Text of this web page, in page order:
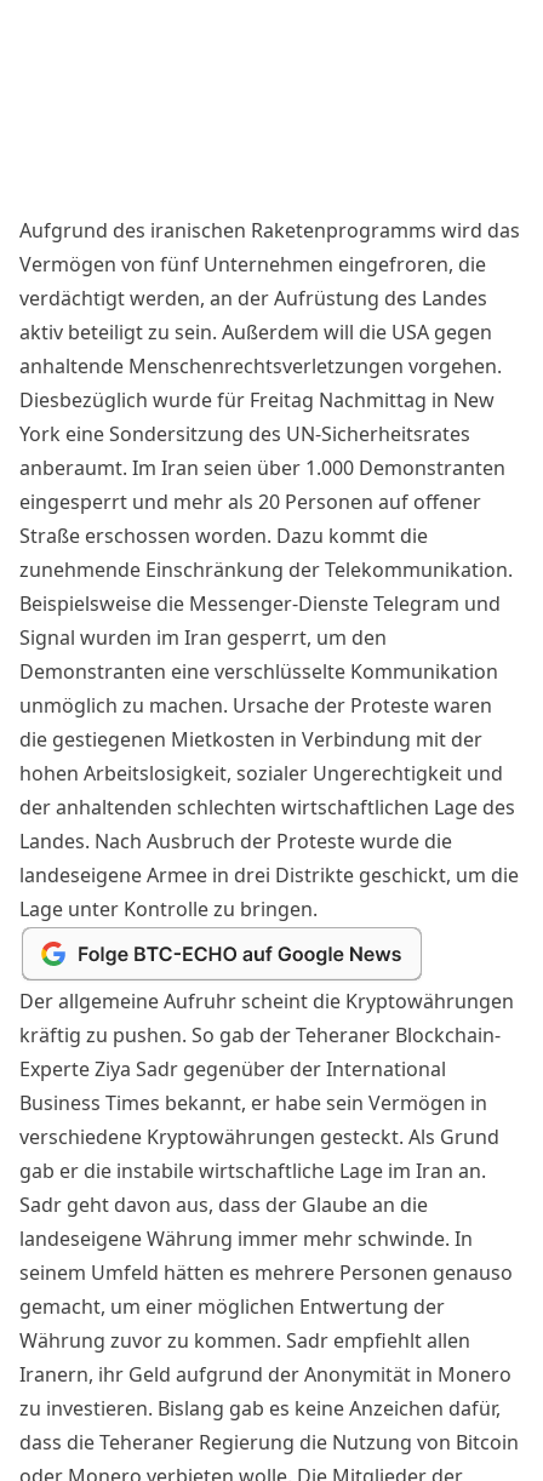
Aufgrund des iranischen Raketenprogramms wird das
Vermögen von fünf Unternehmen eingefroren, die
verdächtigt werden, an der Aufrüstung des Landes
aktiv beteiligt zu sein. Außerdem will die USA gegen
anhaltende Menschenrechtsverletzungen vorgehen.
Diesbezüglich wurde für Freitag Nachmittag in New
York eine Sondersitzung des UN-Sicherheitsrates
anberaumt. Im Iran seien über 1.000 Demonstranten
eingesperrt und mehr als 20 Personen auf offener
Straße erschossen worden. Dazu kommt die
zunehmende Einschränkung der Telekommunikation.
Beispielsweise die Messenger-Dienste Telegram und
Signal wurden im Iran gesperrt, um den
Demonstranten eine verschlüsselte Kommunikation
unmöglich zu machen. Ursache der Proteste waren
die gestiegenen Mietkosten in Verbindung mit der
hohen Arbeitslosigkeit, sozialer Ungerechtigkeit und
der anhaltenden schlechten wirtschaftlichen Lage des
Landes. Nach Ausbruch der Proteste wurde die
landeseigene Armee in drei Distrikte geschickt, um die
Lage unter Kontrolle zu bringen.
Der allgemeine Aufruhr scheint die Kryptowährungen
kräftig zu pushen. So gab der Teheraner Blockchain-
Experte Ziya Sadr gegenüber der International
Business Times bekannt, er habe sein Vermögen in
verschiedene Kryptowährungen gesteckt. Als Grund
gab er die instabile wirtschaftliche Lage im Iran an.
Sadr geht davon aus, dass der Glaube an die
landeseigene Währung immer mehr schwinde. In
seinem Umfeld hätten es mehrere Personen genauso
gemacht, um einer möglichen Entwertung der
Währung zuvor zu kommen. Sadr empfiehlt allen
Iranern, ihr Geld aufgrund der Anonymität in Monero
zu investieren. Bislang gab es keine Anzeichen dafür,
dass die Teheraner Regierung die Nutzung von Bitcoin